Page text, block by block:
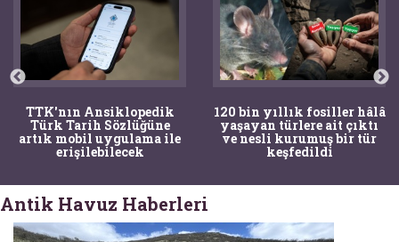
TTK'nın Ansiklopedik
Türk Tarih Sözlüğüne
artık mobil uygulama ile
erişilebilecek
120 bin yıllık fosiller hâlâ
yaşayan türlere ait çıktı
ve nesli kurumuş bir tür
keşfedildi
Antik Havuz Haberleri